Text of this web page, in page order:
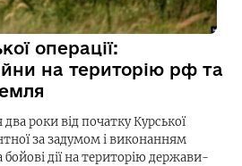
операції:
на територію рф та
роки від початку Курської
за задумом і виконанням
бойові дії на територію держави-